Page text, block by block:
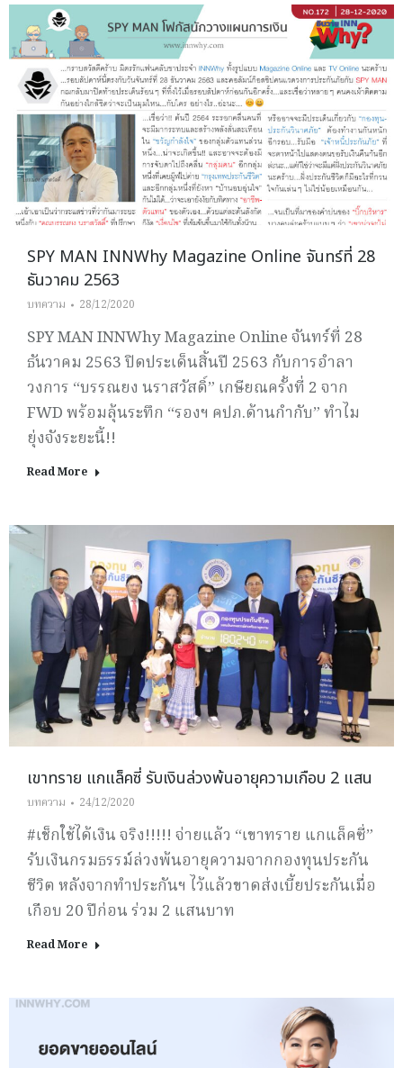
SPY MAN INNWhy Magazine Online จันทร์ที่ 28
ธันวาคม 2563
บทความ 28/12/2020
SPY MAN INNWhy Magazine Online จันทร์ที่ 28
ธันวาคม 2563 ปิดประเด็นสิ้นปี 2563 กับการอำลา
วงการ “บรรณยง นราสวัสดิ์” เกษียณครั้งที่ 2 จาก
FWD พร้อมลุ้นระทึก “รองฯ คปภ.ด้านกำกับ” ทำไม
ยุ่งจังระยะนี้!!
Read More
เขาทราย แกแล็คซี่ รับเงินล่วงพ้นอายุความเกือบ 2 แสน
บทความ 24/12/2020
#เช็กใช้ได้เงิน จริง!!!!! จ่ายแล้ว “เขาทราย แกแล็คซี่”
รับเงินกรมธรรม์ล่วงพ้นอายุความจากกองทุนประกัน
ชีวิต หลังจากทำประกันฯ ไว้แล้วขาดส่งเบี้ยประกันเมื่อ
เกือบ 20 ปีก่อน ร่วม 2 แสนบาท
Read More